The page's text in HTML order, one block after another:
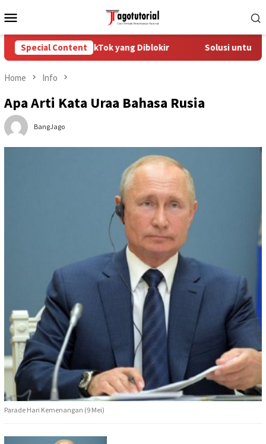
to
Menu
Special Content
Akun TikTok yang Diblokir Solusi untuk Akun
Home Info
Apa Arti Kata Uraa Bahasa Rusia
BangJago
Parade Hari Kemenangan (9 Mei)